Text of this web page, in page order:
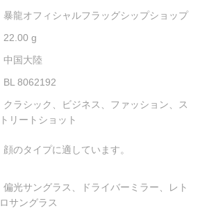
暴龍オフィシャルフラッグシップショップ
22.00 g
中国大陸
BL 8062192
クラシック、ビジネス、ファッション、ス
トリートショット
顔のタイプに適しています。
偏光サングラス、ドライバーミラー、レト
ロサングラス